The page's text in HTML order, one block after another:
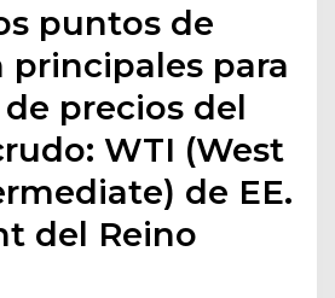
puntos de
principales para
precios del
WTI (West
de EE.
del Reino